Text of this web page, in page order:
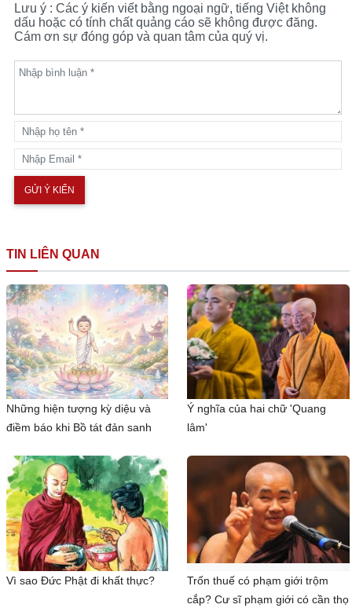
Lưu ý : Các ý kiến viết bằng ngoại ngữ, tiếng Việt không
dấu hoặc có tính chất quảng cáo sẽ không được đăng.
Cám ơn sự đóng góp và quan tâm của quý vị.
TIN LIÊN QUAN
Những hiện tượng kỳ diệu và
điềm báo khi Bồ tát đản sanh
Ý nghĩa của hai chữ 'Quang
lâm'
Vì sao Đức Phật đi khất thực?
Trốn thuế có phạm giới trộm
cắp? Cư sĩ phạm giới có cần thọ